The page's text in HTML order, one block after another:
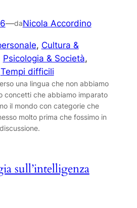
—daNicola Accordino
, Cultura &
Psicologia & Società
Tempi difficili
una lingua che non abbiamo
concetti che abbiamo imparato
il mondo con categorie che
molto prima che fossimo in
sull’intelligenza